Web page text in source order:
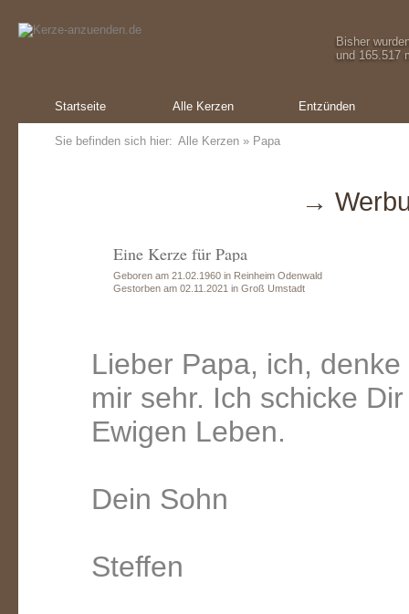
Bisher
und 165.517
Startseite Alle Kerzen Entzünden
Sie befinden sich hier: Alle Kerzen » Papa
→
Eine Kerze für Papa
Geboren am 21.02.1960 in Reinheim Odenwald
Gestorben am 02.11.2021 in Groß Umstadt
Lieber Papa, ich,
mir sehr. Ich schicke
Ewigen Leben.
Dein Sohn
Steffen